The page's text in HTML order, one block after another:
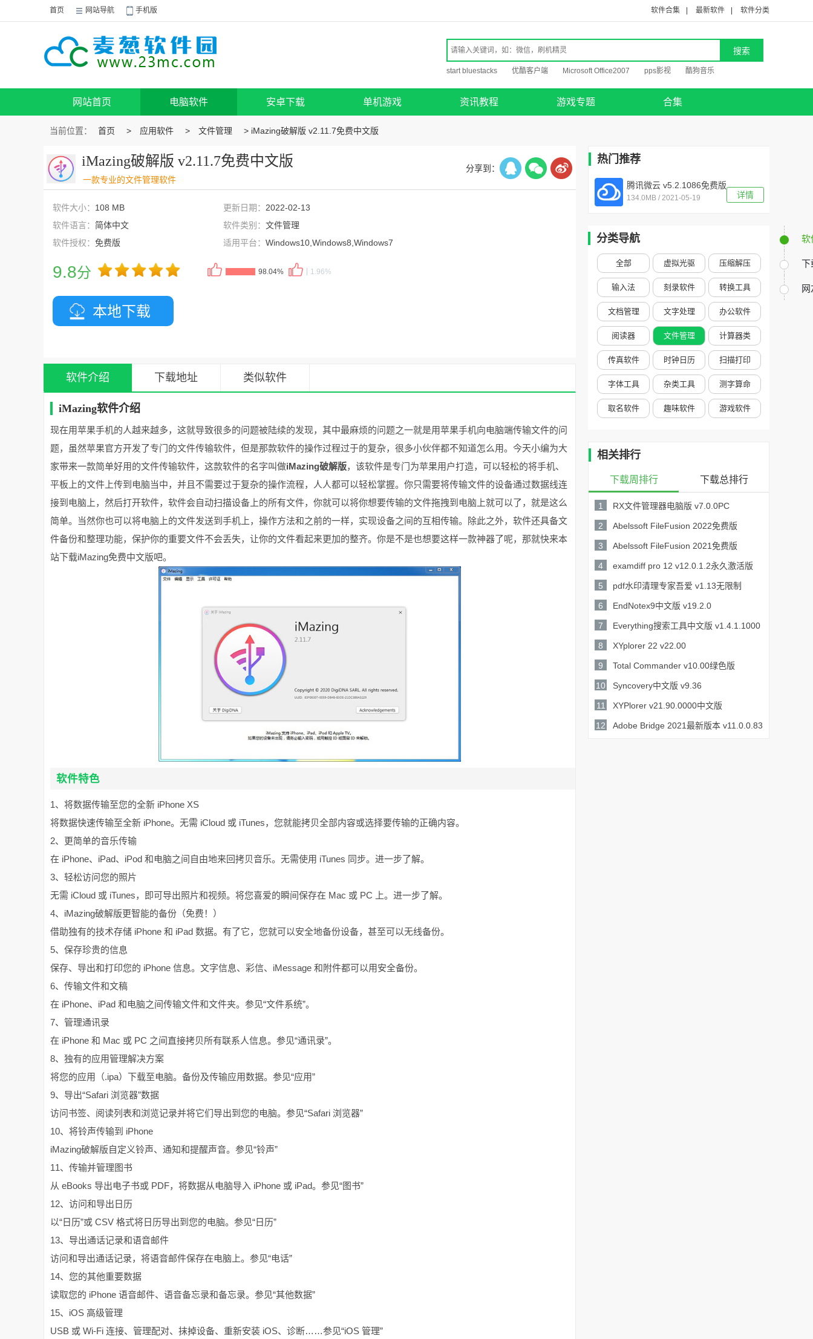
首页 网站导航 手机版 软件合集 最新软件 软件分类
start bluestacks 优酷客户端 Microsoft Office2007 pps影视 酷狗音乐
网站首页 电脑软件 安卓下载 单机游戏 资讯教程 游戏专题 合集
当前位置： 首页 > 应用软件 > 文件管理 > iMazing破解版 v2.11.7免费中文版
iMazing破解版 v2.11.7免费中文版
一款专业的文件管理软件
分享到：
软件大小： 108 MB 更新日期： 2022-02-13
软件语言： 简体中文 软件类别： 文件管理
软件授权： 免费版 适用平台： Windows10,Windows8,Windows7
9.8分 98.04% 1.96%
本地下载
软件介绍 下载地址 类似软件
iMazing软件介绍
现在用苹果手机的人越来越多，这就导致很多的问题被陆续的发现，其中最麻烦的问题之一就是用苹果手机向电脑端传输文件的问
题，虽然苹果官方开发了专门的文件传输软件，但是那款软件的操作过程过于的复杂，很多小伙伴都不知道怎么用。今天小编为大
家带来一款简单好用的文件传输软件，这款软件的名字叫做iMazing破解版，该软件是专门为苹果用户打造，可以轻松的将手机、
平板上的文件上传到电脑当中，并且不需要过于复杂的操作流程，人人都可以轻松掌握。你只需要将传输文件的设备通过数据线连
接到电脑上，然后打开软件，软件会自动扫描设备上的所有文件，你就可以将你想要传输的文件拖拽到电脑上就可以了，就是这么
简单。当然你也可以将电脑上的文件发送到手机上，操作方法和之前的一样，实现设备之间的互相传输。除此之外，软件还具备文
件备份和整理功能，保护你的重要文件不会丢失，让你的文件看起来更加的整齐。你是不是也想要这样一款神器了呢，那就快来本
站下载iMazing免费中文版吧。
软件特色
1、将数据传输至您的全新 iPhone XS
将数据快速传输至全新 iPhone。无需 iCloud 或 iTunes，您就能拷贝全部内容或选择要传输的正确内容。
2、更简单的音乐传输
在 iPhone、iPad、iPod 和电脑之间自由地来回拷贝音乐。无需使用 iTunes 同步。进一步了解。
3、轻松访问您的照片
无需 iCloud 或 iTunes，即可导出照片和视频。将您喜爱的瞬间保存在 Mac 或 PC 上。进一步了解。
4、iMazing破解版更智能的备份（免费！）
借助独有的技术存储 iPhone 和 iPad 数据。有了它，您就可以安全地备份设备，甚至可以无线备份。
5、保存珍贵的信息
保存、导出和打印您的 iPhone 信息。文字信息、彩信、iMessage 和附件都可以用安全备份。
6、传输文件和文稿
在 iPhone、iPad 和电脑之间传输文件和文件夹。参见“文件系统”。
7、管理通讯录
在 iPhone 和 Mac 或 PC 之间直接拷贝所有联系人信息。参见“通讯录”。
8、独有的应用管理解决方案
将您的应用（.ipa）下载至电脑。备份及传输应用数据。参见“应用”
9、导出“Safari 浏览器”数据
访问书签、阅读列表和浏览记录并将它们导出到您的电脑。参见“Safari 浏览器”
10、将铃声传输到 iPhone
iMazing破解版自定义铃声、通知和提醒声音。参见“铃声”
11、传输并管理图书
从 eBooks 导出电子书或 PDF，将数据从电脑导入 iPhone 或 iPad。参见“图书”
12、访问和导出日历
以“日历”或 CSV 格式将日历导出到您的电脑。参见“日历”
13、导出通话记录和语音邮件
访问和导出通话记录，将语音邮件保存在电脑上。参见“电话”
14、您的其他重要数据
读取您的 iPhone 语音邮件、语音备忘录和备忘录。参见“其他数据”
15、iOS 高级管理
USB 或 Wi-Fi 连接、管理配对、抹掉设备、重新安装 iOS、诊断……参见“iOS 管理”
热门推荐
详情
腾讯微云 v5.2.1086免费版
134.0MB / 2021-05-19
分类导航
全部 虚拟光驱 压缩解压
输入法 刻录软件 转换工具
文档管理 文字处理 办公软件
阅读器 文件管理 计算器类
传真软件 时钟日历 扫描打印
字体工具 杂类工具 测字算命
取名软件 趣味软件 游戏软件
相关排行
下载周排行 下载总排行
1
RX文件管理器电脑版 v7.0.0PC
201MB /
2
Abelssoft FileFusion 2022免费版
v5.01.30894永久激活
28.6MB /
3
Abelssoft FileFusion 2021免费版
v4.04.282926.6MB /
4
examdiff pro 12 v12.0.1.2永久激活版
11.4MB /
5
pdf水印清理专家吾爱 v1.13无限制
7.15MB /
6
EndNotex9中文版 v19.2.0
99.1MB /
7
Everything搜索工具中文版 v1.4.1.1000
免安装电脑版
1.5MB /
8
XYplorer 22 v22.00
5.7MB /
9
Total Commander v10.00绿色版
4.36MB /
10
Syncovery中文版 v9.36
40.2MB /
11
XYPlorer v21.90.0000中文版
4.49MB /
12
Adobe Bridge 2021最新版本 v11.0.0.83
软
下